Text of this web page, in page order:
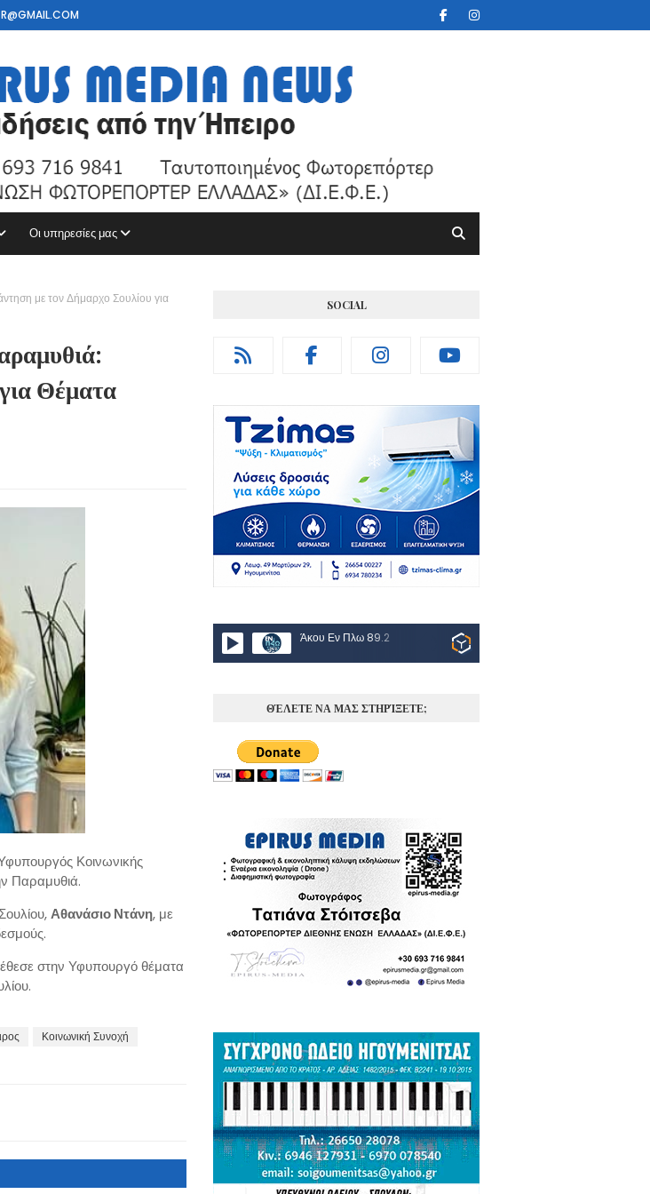
Οι υπηρεσίες μας
με τον Δήμαρχο Σουλίου για
Θέματα
Κοινωνικής
Παραμυθιά.
Αθανάσιο Ντάνη, με
στην Υφυπουργό θέματα
Κοινωνική Συνοχή
SOCIAL
Άκου Εν Πλω 89.2
ΘΈΛΕΤΕ ΝΑ ΜΑΣ ΣΤΗΡΊΞΕΤΕ;